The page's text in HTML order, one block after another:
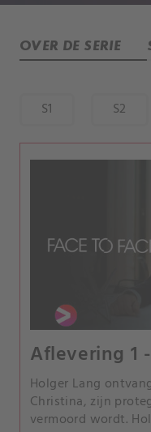
OVER DE SERIE
S1 S2
Aflevering 1
Holger Lang
Christina, zijn
vermoord wordt.